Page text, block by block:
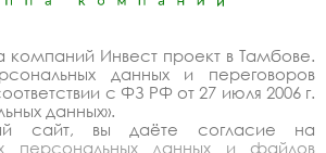
компаний Инвест проект в Тамбове.
данных и переговоров
с ФЗ РФ от 27 июля 2006 г.
данных».
сайт, вы даёте согласие на
персональных данных и файлов